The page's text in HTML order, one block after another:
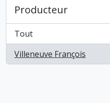
Producteur
Tout
Villeneuve François
, 1 résultats